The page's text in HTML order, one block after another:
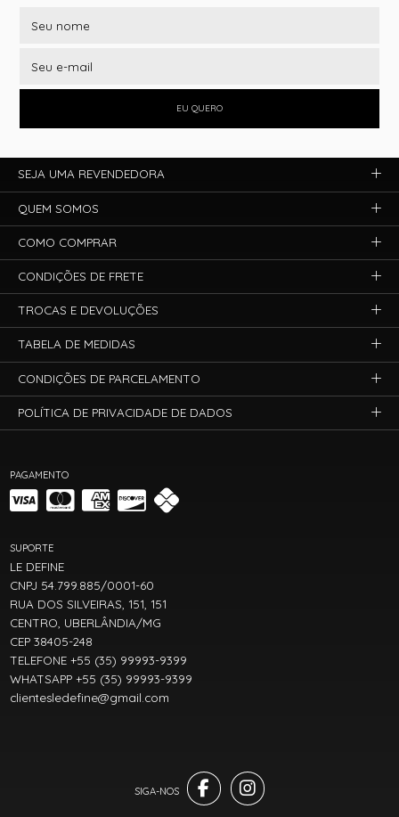
EU QUERO
PAGAMENTO
SUPORTE
LE DEFINE
CNPJ 54.799.885/0001-60
RUA DOS SILVEIRAS, 151, 151
CENTRO, UBERLÂNDIA/MG
CEP 38405-248
TELEFONE +55 (35) 99993-9399
WHATSAPP +55 (35) 99993-9399
clientesledefine@gmail.com
SEJA UMA REVENDEDORA
QUEM SOMOS
COMO COMPRAR
CONDIÇÕES DE FRETE
TROCAS E DEVOLUÇÕES
TABELA DE MEDIDAS
CONDIÇÕES DE PARCELAMENTO
POLÍTICA DE PRIVACIDADE DE DADOS